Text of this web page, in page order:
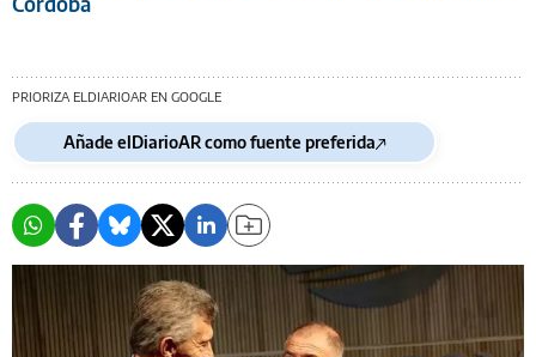
PRIORIZA ELDIARIOAR EN GOOGLE
Añade elDiarioAR como fuente preferida